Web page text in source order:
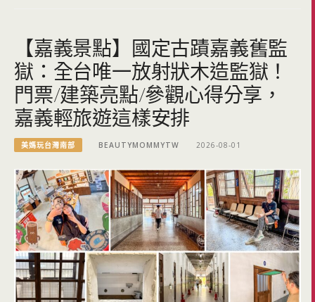
【嘉義景點】國定古蹟嘉義舊監
獄：全台唯一放射狀木造監獄！
門票/建築亮點/參觀心得分享，
嘉義輕旅遊這樣安排
美媽玩台灣南部 BEAUTYMOMMYTW 2026-08-01